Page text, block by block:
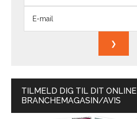
TILMELD DIG TIL DIT ONLINE
BRANCHEMAGASIN/AVIS